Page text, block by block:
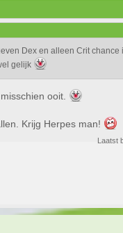
Dex en alleen Crit chance
gelijk
ooit.
Krijg Herpes man!
Laatst